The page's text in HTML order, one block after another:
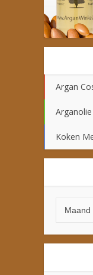
Argan
Koken